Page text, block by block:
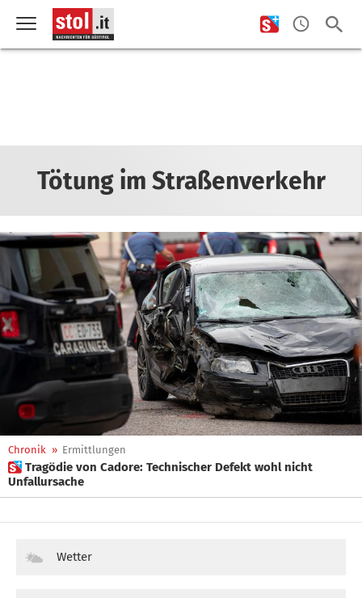
Tötung im Straßenverkehr
Chronik » Ermittlungen
 Tragödie von Cadore: Technischer Defekt wohl nicht
Unfallursache
Wetter